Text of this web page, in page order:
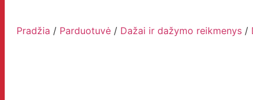
Pradžia / Parduotuvė/ Dažai ir dažymo reikmenys/